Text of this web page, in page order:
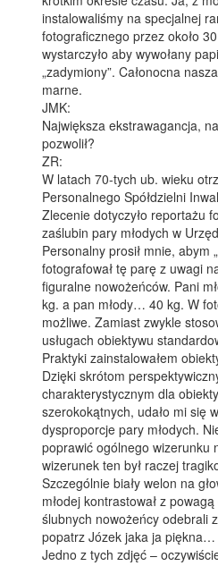
instalowaliśmy na specjalnej
fotograficznego przez około
wystarczyło aby wywołany
„zadymiony”. Całonocna
marne.
JMK:
Największa ekstrawagancja,
pozwolił?
ZR:
W latach 70-tych ub. wieku
Personalnego Spółdzielni
Zlecenie dotyczyło reportażu
zaślubin pary młodych w
Personalny prosił mnie, abym
fotografował tę parę z uwagi
figuralne nowożeńców. Pani
kg. a pan młody… 40 kg. W
możliwe. Zamiast zwykle
usługach obiektywu
Praktyki zainstalowałem
Dzięki skrótom
charakterystycznym dla
szerokokątnych, udało mi się
dysproporcje pary młodych.
poprawić ogólnego wizerunku
wizerunek ten był raczej
Szczególnie biały welon na
młodej kontrastował z
ślubnych nowożeńcy odebrali
popatrz Józek jaka ja piękna…
Jedno z tych zdjęć –